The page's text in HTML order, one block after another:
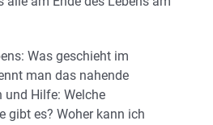
Was geschieht im
man das nahende
und Hilfe: Welche
gibt es? Woher kann ich